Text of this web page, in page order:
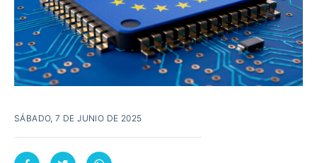
SÁBADO, 7 DE JUNIO DE 2025